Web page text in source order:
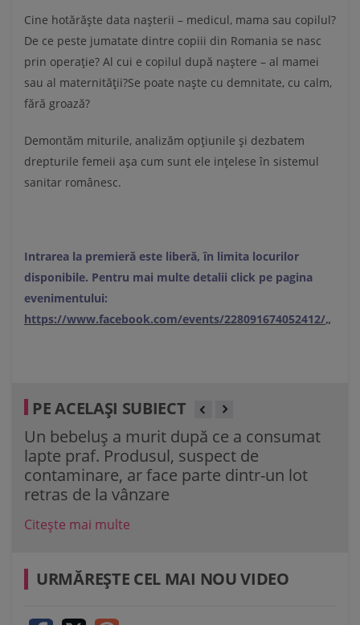
Cine hotărăşte data naşterii – medicul, mama sau copilul?
De ce peste jumatate dintre copiii din Romania se nasc
prin operaţie? Al cui e copilul după naştere – al mamei
sau al maternităţii?Se poate naşte cu demnitate, cu calm,
fără groază?
Demontăm miturile, analizăm opțiunile și dezbatem
drepturile femeii așa cum sunt ele ințelese în sistemul
sanitar românesc.
Intrarea la premieră este liberă, în limita locurilor
disponibile. Pentru mai multe detalii click pe pagina
evenimentului:
https://www.facebook.com/events/228091674052412/„
PE ACELAȘI SUBIECT
Un bebeluș a murit după ce a consumat
lapte praf. Produsul, suspect de
contaminare, ar face parte dintr-un lot
retras de la vânzare
Citește mai multe
URMĂREŞTE CEL MAI NOU VIDEO